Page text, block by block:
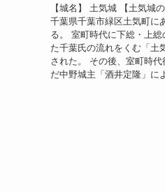
【城名】 土気城 【土気城
千葉県千葉市緑区土気町に
る。 室町時代に下総・上総
た千葉氏の流れをくむ「土
された。 その後、室町時
だ中野城主「酒井定隆」に